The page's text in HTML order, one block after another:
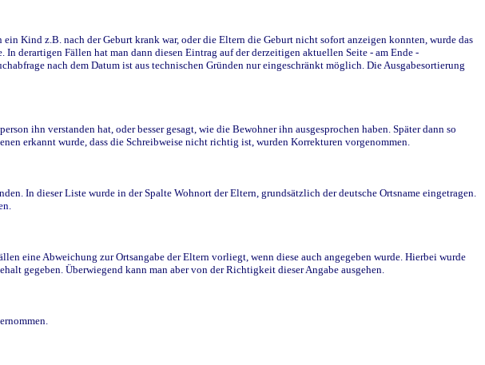
Kind z.B. nach der Geburt krank war, oder die Eltern die Geburt nicht sofort anzeigen konnten, wurde das
derartigen Fällen hat man dann diesen Eintrag auf der derzeitigen aktuellen Seite - am Ende -
nach dem Datum ist aus technischen Gründen nur eingeschränkt möglich. Die Ausgabesortierung
ihn verstanden hat, oder besser gesagt, wie die Bewohner ihn ausgesprochen haben. Später dann so
erkannt wurde, dass die Schreibweise nicht richtig ist, wurden Korrekturen vorgenommen.
In dieser Liste wurde in der Spalte Wohnort der Eltern, grundsätzlich der deutsche Ortsname eingetragen.
eine Abweichung zur Ortsangabe der Eltern vorliegt, wenn diese auch angegeben wurde. Hierbei wurde
gegeben. Überwiegend kann man aber von der Richtigkeit dieser Angabe ausgehen.